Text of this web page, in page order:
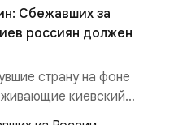
Сбежавших за
россиян должен
страну на фоне
киевский
в России с